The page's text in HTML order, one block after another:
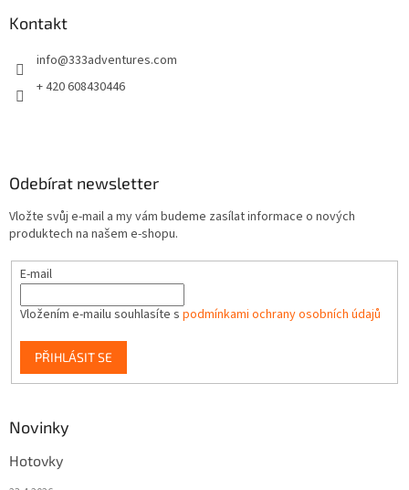
Kontakt
info@333adventures.com
+ 420 608430446
Odebírat newsletter
Vložte svůj e-mail a my vám budeme zasílat informace o nových
produktech na našem e-shopu.
E-mail
Vložením e-mailu souhlasíte s podmínkami ochrany osobních údajů
PŘIHLÁSIT SE
Novinky
Hotovky